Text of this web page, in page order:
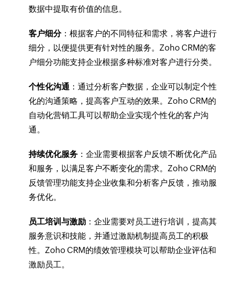
数据中提取有价值的信息。
客户细分：根据客户的不同特征和需求，将客户进行
细分，以便提供更有针对性的服务。Zoho CRM的客
户细分功能支持企业根据多种标准对客户进行分类。
个性化沟通 ：通过分析客户数据，企业可以制定个性
化的沟通策略，提高客户互动的效果。Zoho CRM的
自动化营销工具可以帮助企业实现个性化的客户沟
通。
持续优化服务 ：企业需要根据客户反馈不断优化产品
和服务，以满足客户不断变化的需求。Zoho CRM的
反馈管理功能支持企业收集和分析客户反馈，推动服
务优化。
员工培训与激励 ：企业需要对员工进行培训，提高其
服务意识和技能，并通过激励机制提高员工的积极
性。Zoho CRM的绩效管理模块可以帮助企业评估和
激励员工。